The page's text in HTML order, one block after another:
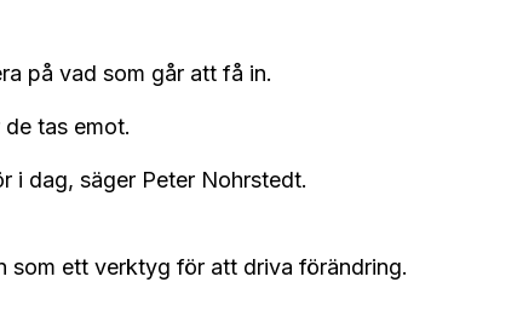
på vad som går att få in.
tas emot.
i dag, säger Peter Nohrstedt.
som ett verktyg för att driva förändring.